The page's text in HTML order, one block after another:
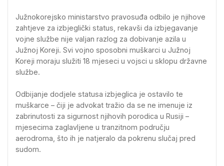
Južnokorejsko ministarstvo pravosuđa odbilo je njihove
zahtjeve za izbjeglički status, rekavši da izbjegavanje
vojne službe nije valjan razlog za dobivanje azila u
Južnoj Koreji. Svi vojno sposobni muškarci u Južnoj
Koreji moraju služiti 18 mjeseci u vojsci u sklopu državne
službe.
Odbijanje dodjele statusa izbjeglica je ostavilo te
muškarce – čiji je advokat tražio da se ne imenuje iz
zabrinutosti za sigurnost njihovih porodica u Rusiji –
mjesecima zaglavljene u tranzitnom području
aerodroma, što ih je natjeralo da pokrenu slučaj pred
sudom.